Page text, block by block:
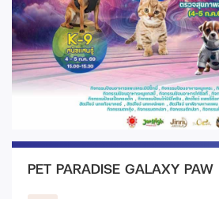
PET PARADISE GALAXY PAW